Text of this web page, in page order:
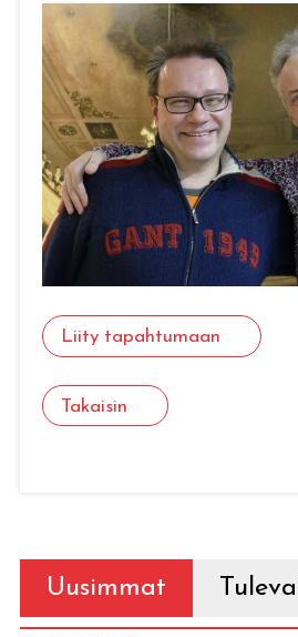
Liity tapahtumaan
Takaisin
Uusimmat